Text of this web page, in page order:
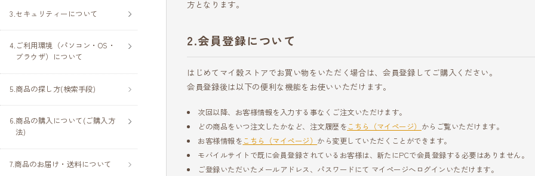
セキュリティーについて
ご利用環境（パソコン・OS・
ブラウザ）について
商品の探し方(検索手段)
商品の購入について(ご購入方
法)
商品のお届け・送料について
方となります。
会員登録について
はじめてマイ穀ストアでお買い物をいただく場合は、会員登録してご購入ください。
会員登録後は以下の便利な機能をお使いいただけます。
次回以降、お客様情報を入力する事なくご注文いただけます。
どの商品をいつ注文したかなど、注文履歴をこちら（マイページ） からご覧いただけます。
お客様情報をこちら（マイページ） から変更していただくことができます。
モバイルサイトで既に会員登録されているお客様は、新たにPCで会員登録する必要はありません。
ご登録いただいたメールアドレス、パスワードにて マイページへログインいただけます。